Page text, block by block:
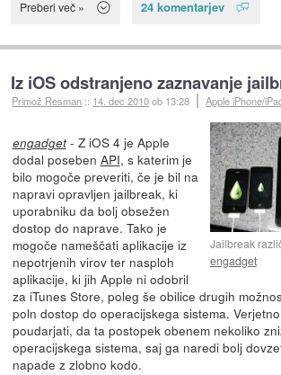
Preberi več » 24 komentarjev
Iz iOS odstranjeno zaznavanje
Primož Resman :: 14. dec 2010ob 13:28 Apple iPhone/
Jailbreak
engadget
engadget- Z iOS 4 je Apple
dodal poseben API, s katerim je
bilo mogoče preveriti, če je bil na
napravi opravljen jailbreak, ki
uporabniku da bolj obsežen
dostop do naprave. Tako je
mogoče nameščati aplikacije iz
nepotrjenih virov ter nasploh
aplikacije, ki jih Apple ni odobril
za iTunes Store, poleg še obilice drugih
poln dostop do operacijskega sistema.
poudarjati, da ta postopek obenem nekoliko
operacijskega sistema, saj ga naredi bolj
napade z zlobno kodo.